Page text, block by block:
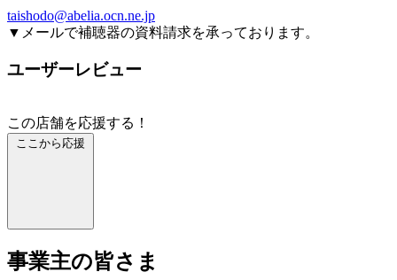
taishodo@abelia.ocn.ne.jp
▼メールで補聴器の資料請求を承っております。
ユーザーレビュー
この店舗を応援する！
ここから応援
事業主の皆さま